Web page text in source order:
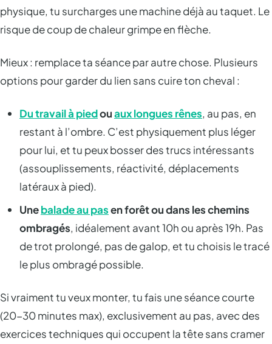
physique, tu surcharges une machine déjà au taquet. Le
risque de coup de chaleur grimpe en flèche.
Mieux : remplace ta séance par autre chose. Plusieurs
options pour garder du lien sans cuire ton cheval :
Du travail à piedouaux longues rênes, au pas, en
restant à l’ombre. C’est physiquement plus léger
pour lui, et tu peux bosser des trucs intéressants
(assouplissements, réactivité, déplacements
latéraux à pied).
Unebalade au pasen forêt ou dans les chemins
ombragés, idéalement avant 10h ou après 19h. Pas
de trot prolongé, pas de galop, et tu choisis le tracé
le plus ombragé possible.
Si vraiment tu veux monter, tu fais une séance courte
(20-30 minutes max), exclusivement au pas, avec des
exercices techniques qui occupent la tête sans cramer